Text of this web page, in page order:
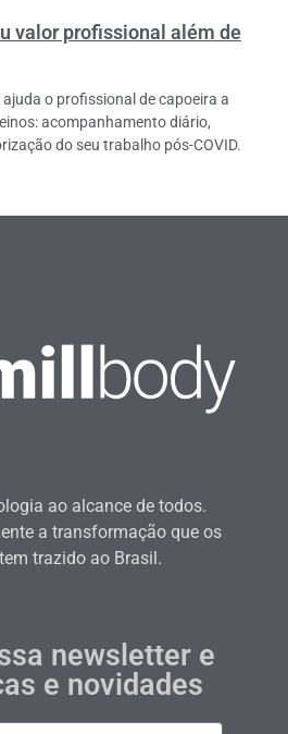
valor profissional além de
o profissional de capoeira a
acompanhamento diário,
do seu trabalho pós-COVID.
ao alcance de todos.
a transformação que os
trazido ao Brasil.
newsletter e
e novidades